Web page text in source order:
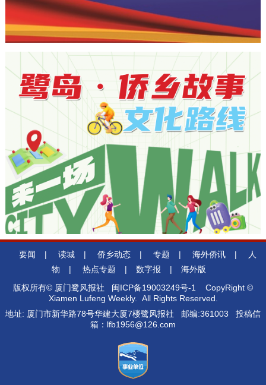
要闻 | 读城 | 侨乡动态 | 专题 | 海外侨讯 |
人
物
| 热点专题 | 数字报 |
海外版
版权所有© 厦门鹭风报社 闽ICP备19003249号-1
CopyRight ©
Xiamen Lufeng Weekly. All Rights Reserved.
地址: 厦门市新华路78号华建大厦7楼鹭风报社 邮编:361003 投稿信
箱：lfb1956@126.com